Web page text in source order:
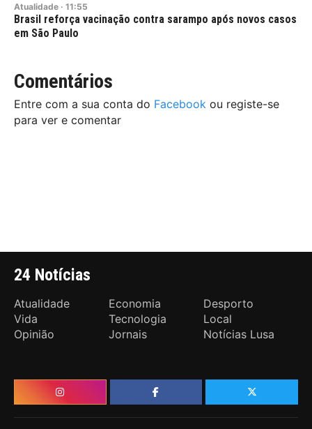
Atualidade · 11:55
Brasil reforça vacinação contra sarampo após novos casos
em São Paulo
Comentários
Entre com a sua conta do Facebook ou registe-se
para ver e comentar
24 Notícias
Atualidade Economia
Desporto
Vida
Tecnologia
Local
Opinião
Jornais Notícias Lusa